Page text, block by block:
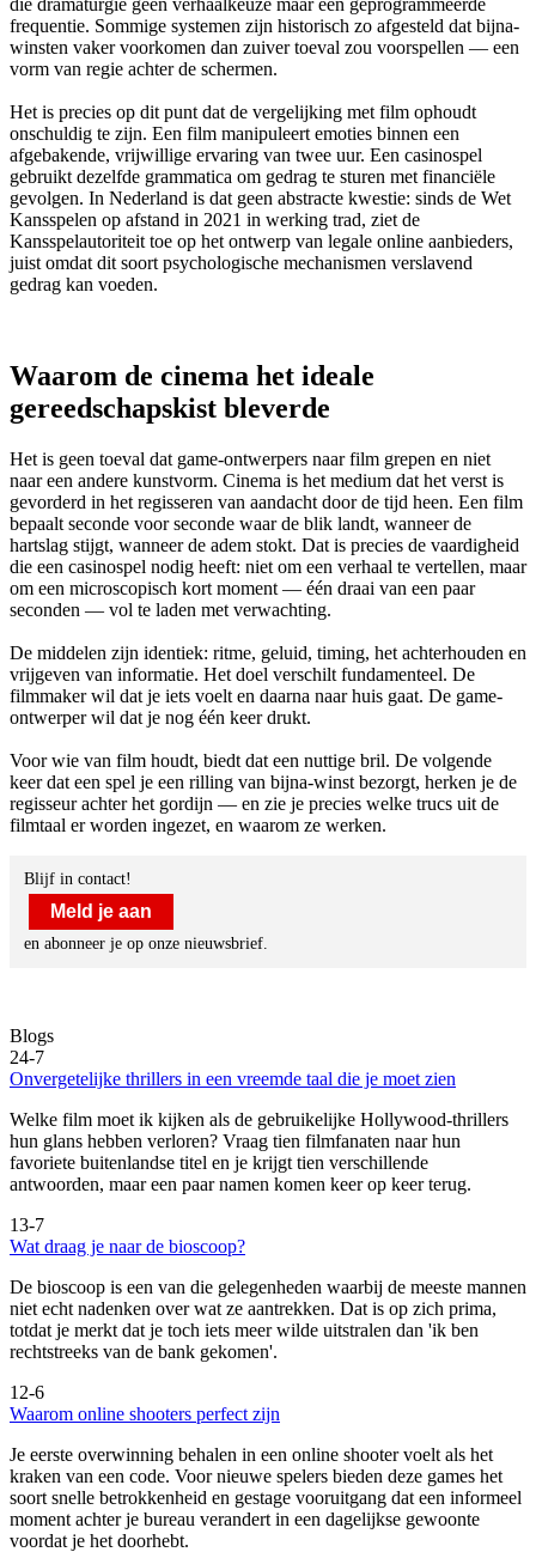
die dramaturgie geen verhaalkeuze maar een geprogrammeerde
frequentie. Sommige systemen zijn historisch zo afgesteld dat bijna-
winsten vaker voorkomen dan zuiver toeval zou voorspellen — een
vorm van regie achter de schermen.
Het is precies op dit punt dat de vergelijking met film ophoudt
onschuldig te zijn. Een film manipuleert emoties binnen een
afgebakende, vrijwillige ervaring van twee uur. Een casinospel
gebruikt dezelfde grammatica om gedrag te sturen met financiële
gevolgen. In Nederland is dat geen abstracte kwestie: sinds de Wet
Kansspelen op afstand in 2021 in werking trad, ziet de
Kansspelautoriteit toe op het ontwerp van legale online aanbieders,
juist omdat dit soort psychologische mechanismen verslavend
gedrag kan voeden.
Waarom de cinema het ideale
gereedschapskist bleverde
Het is geen toeval dat game-ontwerpers naar film grepen en niet
naar een andere kunstvorm. Cinema is het medium dat het verst is
gevorderd in het regisseren van aandacht door de tijd heen. Een film
bepaalt seconde voor seconde waar de blik landt, wanneer de
hartslag stijgt, wanneer de adem stokt. Dat is precies de vaardigheid
die een casinospel nodig heeft: niet om een verhaal te vertellen, maar
om een microscopisch kort moment — één draai van een paar
seconden — vol te laden met verwachting.
De middelen zijn identiek: ritme, geluid, timing, het achterhouden en
vrijgeven van informatie. Het doel verschilt fundamenteel. De
filmmaker wil dat je iets voelt en daarna naar huis gaat. De game-
ontwerper wil dat je nog één keer drukt.
Voor wie van film houdt, biedt dat een nuttige bril. De volgende
keer dat een spel je een rilling van bijna-winst bezorgt, herken je de
regisseur achter het gordijn — en zie je precies welke trucs uit de
filmtaal er worden ingezet, en waarom ze werken.
Blijf in contact!
Meld je aan
en abonneer je op onze nieuwsbrief.
Blogs
24-7
Onvergetelijke thrillers in een vreemde taal die je moet zien
Welke film moet ik kijken als de gebruikelijke Hollywood-thrillers
hun glans hebben verloren? Vraag tien filmfanaten naar hun
favoriete buitenlandse titel en je krijgt tien verschillende
antwoorden, maar een paar namen komen keer op keer terug.
13-7
Wat draag je naar de bioscoop?
De bioscoop is een van die gelegenheden waarbij de meeste mannen
niet echt nadenken over wat ze aantrekken. Dat is op zich prima,
totdat je merkt dat je toch iets meer wilde uitstralen dan 'ik ben
rechtstreeks van de bank gekomen'.
12-6
Waarom online shooters perfect zijn
Je eerste overwinning behalen in een online shooter voelt als het
kraken van een code. Voor nieuwe spelers bieden deze games het
soort snelle betrokkenheid en gestage vooruitgang dat een informeel
moment achter je bureau verandert in een dagelijkse gewoonte
voordat je het doorhebt.